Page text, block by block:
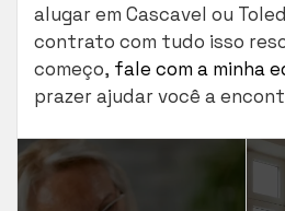
alugar em Cascavel ou
contrato com tudo isso
começo, fale com a minha
prazer ajudar você a